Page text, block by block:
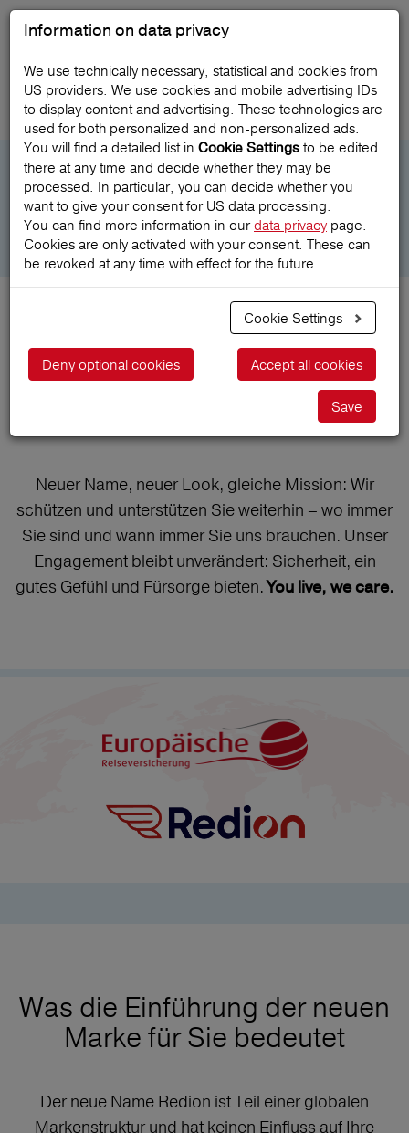
EUROPÄISCHE WIRD REDION
Europäische
Reiseversicherung wird
Neuer Name, neuer Look, gleiche Mission: Wir
schützen und unterstützen Sie weiterhin – wo immer
Sie sind und wann immer Sie uns brauchen. Unser
Engagement bleibt unverändert: Sicherheit, ein
gutes Gefühl und Fürsorge bieten.You live, we care.
Was die Einführung der neuen
Marke für Sie bedeutet
Der neue Name Redion ist Teil einer globalen
Markenstruktur und hat keinen Einfluss auf Ihre
Information on data privacy
We use technically necessary, statistical and cookies from
US providers. We use cookies and mobile advertising IDs
to display content and advertising. These technologies are
used for both personalized and non‑personalized ads.
You will find a detailed list in Cookie Settings to be edited
there at any time and decide whether they may be
processed. In particular, you can decide whether you
want to give your consent for US data processing.
You can find more information in ourdata privacy page.
Cookies are only activated with your consent. These can
be revoked at any time with effect for the future.
Cookie Settings
Accept all cookies
Deny optional cookies
Save